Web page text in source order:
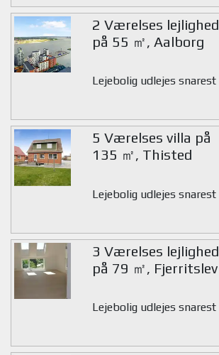
2 Værelses lejlighed
på 55 ㎡, Aalborg
Lejebolig udlejes snarest
5 Værelses villa på
135 ㎡, Thisted
Lejebolig udlejes snarest
3 Værelses lejlighed
på 79 ㎡, Fjerritslev
Lejebolig udlejes snarest